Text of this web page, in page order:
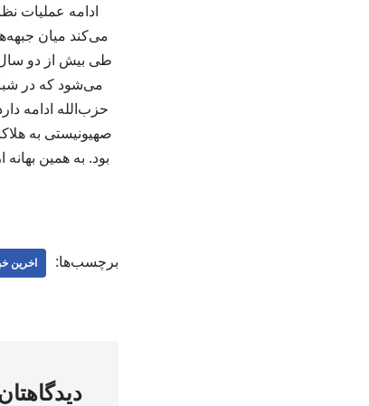
ادامه عملیات
می‌کند میان
طی بیش از دو
می‌شود که در
حزب‌الله ادامه
بود. به همین
برچسب‌ها: اخرین